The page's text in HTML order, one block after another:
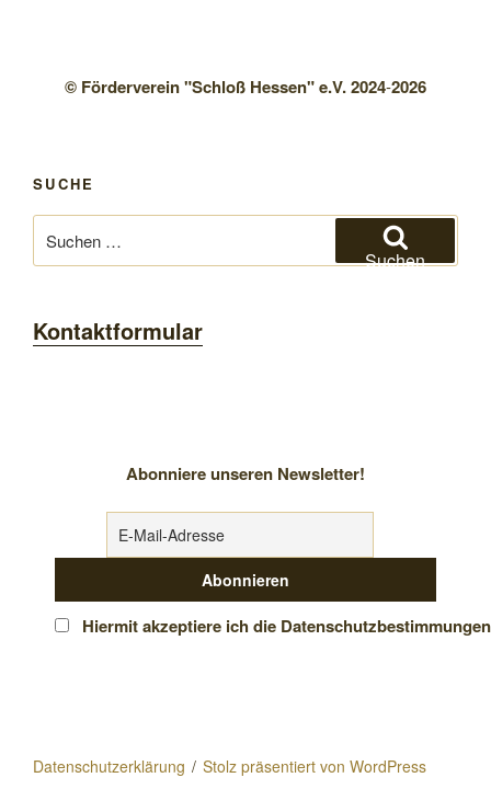
© Förderverein "Schloß Hessen" e.V. 2024-2026
SUCHE
nach:
Suchen
Kontaktformular
Abonniere unseren Newsletter!
Hiermit akzeptiere ich die Datenschutzbestimmungen
Datenschutzerklärung Stolz präsentiert von WordPress